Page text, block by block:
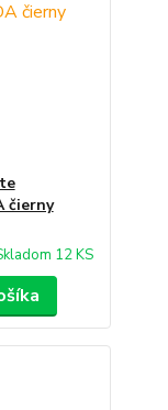
čierny
12 KS